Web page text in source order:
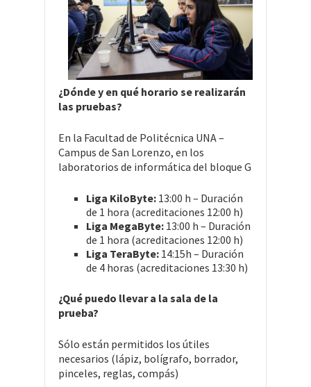
¿Dónde y en qué horario se realizarán
las pruebas?
En la Facultad de Politécnica UNA –
Campus de San Lorenzo, en los
laboratorios de informática del bloque G
Liga KiloByte: 13:00 h – Duración
de 1 hora (acreditaciones 12:00 h)
Liga MegaByte: 13:00 h – Duración
de 1 hora (acreditaciones 12:00 h)
Liga TeraByte: 14:15h – Duración
de 4 horas (acreditaciones 13:30 h)
¿Qué puedo llevar a la sala de la
prueba?
Sólo están permitidos los útiles
necesarios (lápiz, bolígrafo, borrador,
pinceles, reglas, compás)